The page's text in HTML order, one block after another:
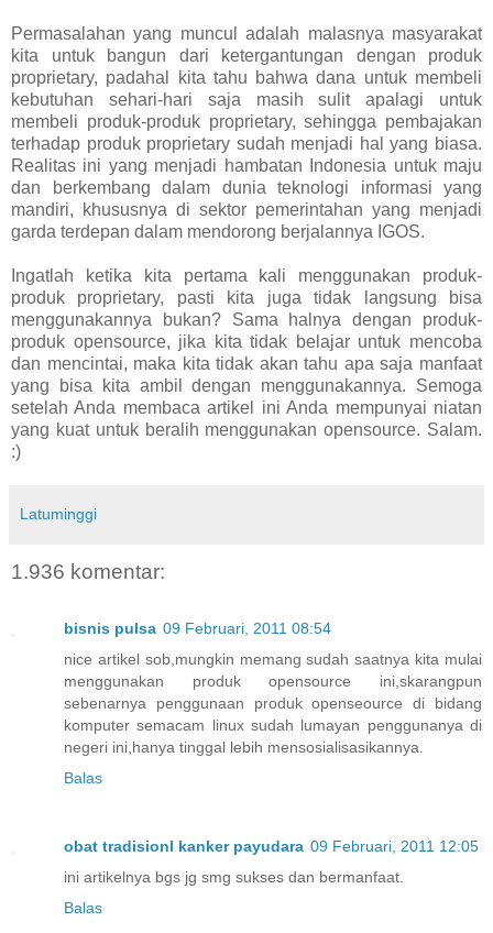
Permasalahan yang muncul adalah malasnya masyarakat
kita untuk bangun dari ketergantungan dengan produk
proprietary, padahal kita tahu bahwa dana untuk membeli
kebutuhan sehari-hari saja masih sulit apalagi untuk
membeli produk-produk proprietary, sehingga pembajakan
terhadap produk proprietary sudah menjadi hal yang biasa.
Realitas ini yang menjadi hambatan Indonesia untuk maju
dan berkembang dalam dunia teknologi informasi yang
mandiri, khususnya di sektor pemerintahan yang menjadi
garda terdepan dalam mendorong berjalannya IGOS.
Ingatlah ketika kita pertama kali menggunakan produk-
produk proprietary, pasti kita juga tidak langsung bisa
menggunakannya bukan? Sama halnya dengan produk-
produk opensource, jika kita tidak belajar untuk mencoba
dan mencintai, maka kita tidak akan tahu apa saja manfaat
yang bisa kita ambil dengan menggunakannya. Semoga
setelah Anda membaca artikel ini Anda mempunyai niatan
yang kuat untuk beralih menggunakan opensource. Salam.
:)
Latuminggi
1.936 komentar:
bisnis pulsa 09 Februari, 2011 08:54
nice artikel sob,mungkin memang sudah saatnya kita mulai
menggunakan produk opensource ini,skarangpun
sebenarnya penggunaan produk openseource di bidang
komputer semacam linux sudah lumayan penggunanya di
negeri ini,hanya tinggal lebih mensosialisasikannya.
Balas
obat tradisionl kanker payudara 09 Februari, 2011 12:05
ini artikelnya bgs jg smg sukses dan bermanfaat.
Balas